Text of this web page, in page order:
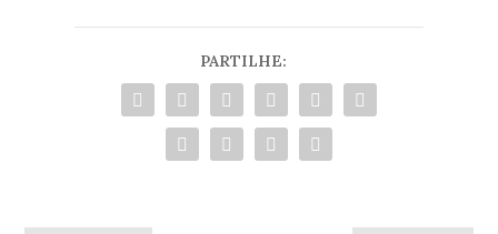
PARTILHE: